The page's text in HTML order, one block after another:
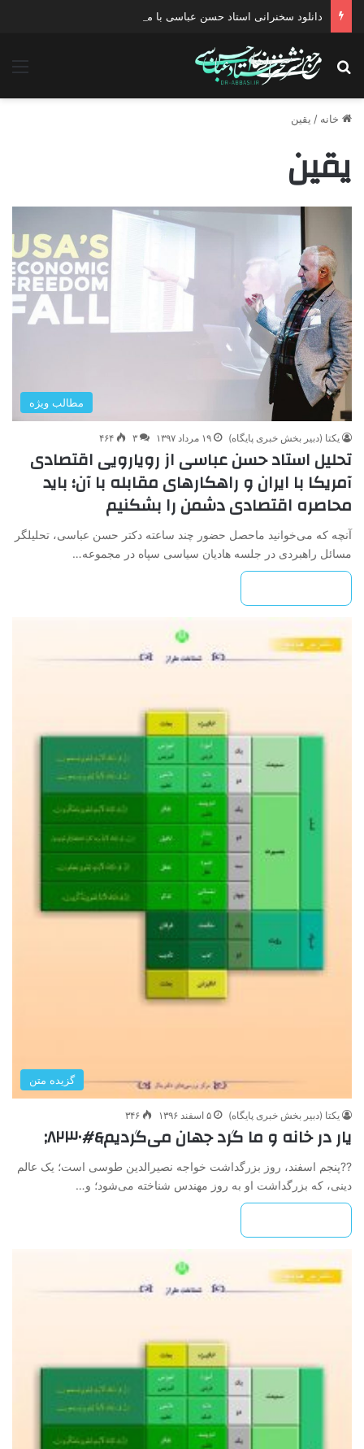
دانلود سخنرانی استاد حسن عباسی با موضوع چهار انتخاب ۱۴۰۰
جستجو برای
خانه / یقین
یقین
مطالب ویژه
یکتا (دبیر بخش خبری پایگاه) ۱۹ مرداد ۱۳۹۷ ۳ ۴۶۴
تحلیل استاد حسن عباسی از رویارویی اقتصادی
آمریکا با ایران و راهکارهای مقابله با آن؛ باید
محاصره اقتصادی دشمن را بشکنیم
آنچه که می‌خوانید ماحصل حضور چند ساعته دکتر حسن عباسی، تحلیلگر
مسائل راهبردی در جلسه هادیان سیاسی سپاه در مجموعه…
گزیده متن
یکتا (دبیر بخش خبری پایگاه) ۵ اسفند ۱۳۹۶ ۳۴۶
یار در خانه و ما گرد جهان می‌گردیم&#۸۲۳۰;
??پنجم اسفند، روز بزرگداشت خواجه نصیرالدین طوسی است؛ یک عالم
دینی، که بزرگداشت او به روز مهندس شناخته می‌شود؛ و…